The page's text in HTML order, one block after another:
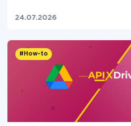
24.07.2026
#How-to